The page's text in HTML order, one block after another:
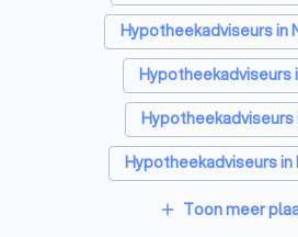
Psychologen in
Belastingadviseurs in
Personal trainers in
Diëtisten in
Hypotheekadviseurs in
Hypotheekadviseurs
Hypotheekadviseurs
Hypotheekadviseurs in
Hypotheekadviseurs in
add Toon meer